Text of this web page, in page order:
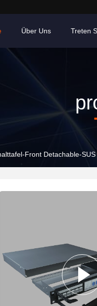
Über Uns Treten
Front Detachable-